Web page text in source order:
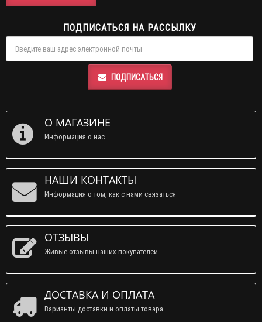
ПОДПИСАТЬСЯ НА РАССЫЛКУ
ПОДПИСАТЬСЯ
О МАГАЗИНЕ
Информация о нас
НАШИ КОНТАКТЫ
Информация о том, как с нами связаться
ОТЗЫВЫ
Живые отзывы наших покупателей
ДОСТАВКА И ОПЛАТА
Варианты доставки и оплаты товара